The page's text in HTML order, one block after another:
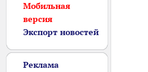
Мобильная
версия
Экспорт новостей
Реклама